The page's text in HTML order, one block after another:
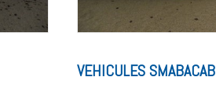
VEHICULES SMABACAB